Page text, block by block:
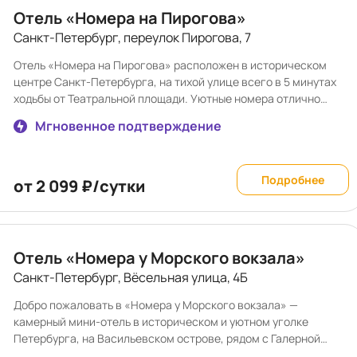
возникший вопрос. «Номера в Гатчине» предлагает доступное
удобство. В распоряжении гостей: • Круглосуточная стойка
регистрации, чтобы вы могли въехать и выехать в любое
время. • Бесплатный Wi-Fi на всей территории — вы всегда на
связи.
Отель «Номера на Пирогова»
Санкт-Петербург, переулок Пирогова, 7
Отель «Номера на Пирогова» расположен в историческом
центре Санкт-Петербурга, на тихой улице всего в 5 минутах
ходьбы от Театральной площади. Уютные номера отлично
путешествующей семьи. Вокруг множество
где закончилась история того самого Распутина! Рядом также
находится «Новая Голландия» - одна из главных площадок для
отдыха в центре города. И, разумеется, Мариинский театр -
настоящая жемчужина Петербурга! В каждом номере: -
формате Ланч-бокса можно заказать через отдел
бронирования по телефону не позднее 19:00 предыдущего
дня. Номер телефона для связи предоставляется в
подтверждении бронирования. Также просим Вас
ознакомиться со следующими положениями: -
Дополнительное спальное место — раскладная кровать, —
предоставляется по запросу и при наличии возможности за
Мгновенное подтверждение
от 2 099 ₽/сутки Подробнее
Отель «Номера у Морского вокзала»
Санкт-Петербург, Вёсельная улица, 4Б
Добро пожаловать в «Номера у Морского вокзала» —
камерный мини-отель в историческом и уютном уголке
Петербурга, на Васильевском острове, рядом с Галерной